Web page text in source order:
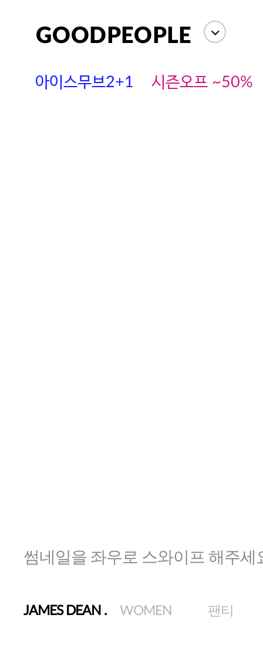
아이스무브2+1 시즌오프 ~50%
썸네일을 좌우로 스와이프 해주세
JAMES DEAN . WOMEN 팬티